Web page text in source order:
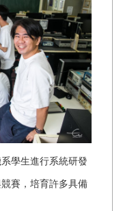
學生進行系統研發
賽，培育許多具備